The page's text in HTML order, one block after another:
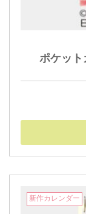
ポケット
新作カレンダー